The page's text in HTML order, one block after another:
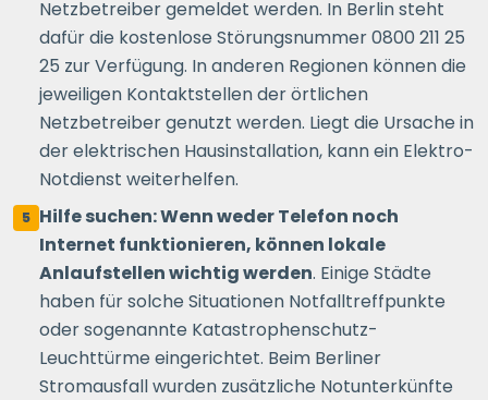
Netzbetreiber gemeldet werden. In Berlin steht
dafür die kostenlose Störungsnummer 0800 211 25
25 zur Verfügung. In anderen Regionen können die
jeweiligen Kontaktstellen der örtlichen
Netzbetreiber genutzt werden. Liegt die Ursache in
der elektrischen Hausinstallation, kann ein Elektro-
Notdienst weiterhelfen.
5 Hilfe suchen: Wenn weder Telefon noch
Internet funktionieren, können lokale
Anlaufstellen wichtig werden. Einige Städte
haben für solche Situationen Notfalltreffpunkte
oder sogenannte Katastrophenschutz-
Leuchttürme eingerichtet. Beim Berliner
Stromausfall wurden zusätzliche Notunterkünfte